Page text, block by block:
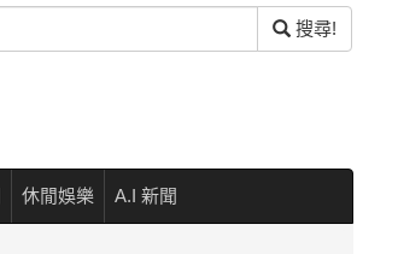
搜尋!
休閒娛樂 A.I 新聞